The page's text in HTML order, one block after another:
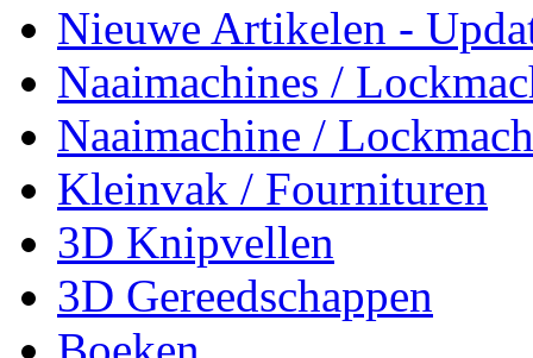
Nieuwe Artikelen -
Naaimachines /
Naaimachine /
Kleinvak / Fournituren
3D Knipvellen
3D Gereedschappen